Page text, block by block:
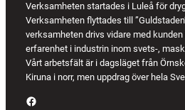
Verksamheten startades i Luleå för
Verksamheten flyttades till
verksamheten drivs vidare med
erfarenhet i industrin inom svets-,
Vårt arbetsfält är i dagsläget från
Kiruna i norr, men uppdrag över hela
Facebook